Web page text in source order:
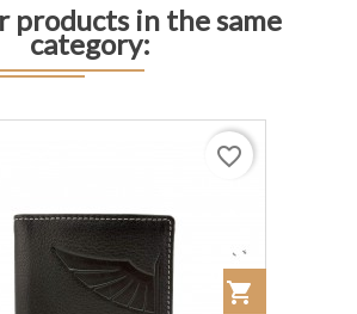
products in the same
category:
shopping_cart
favorite_border